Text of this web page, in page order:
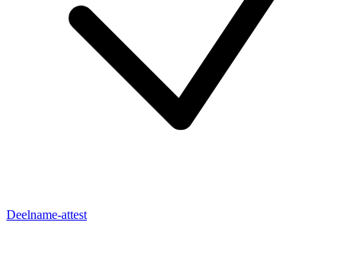
Deelname-attest